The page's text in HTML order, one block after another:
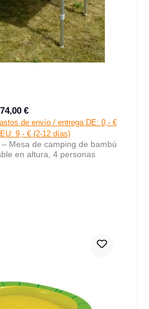
Precio de venta:
74,00 €
de envío / entrega DE: 0,- €
9,- € (2-12 días)
Mesa de camping de bambú
en altura, 4 personas